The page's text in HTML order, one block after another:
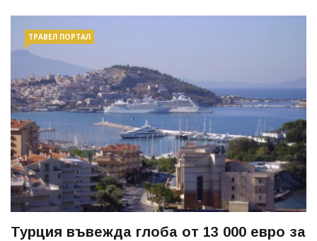
ТРАВЕЛ ПОРТАЛ
Турция въвежда глоба от 13 000 евро за